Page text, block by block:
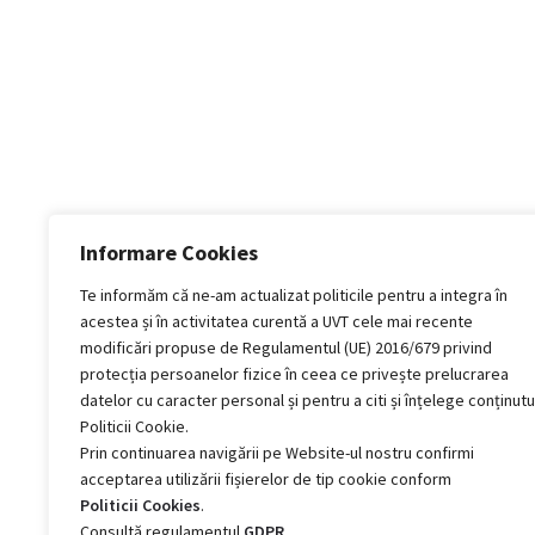
Informare Cookies
Te informăm că ne-am actualizat politicile pentru a integra în
acestea și în activitatea curentă a UVT cele mai recente
modificări propuse de Regulamentul (UE) 2016/679 privind
protecția persoanelor fizice în ceea ce privește prelucrarea
datelor cu caracter personal și pentru a citi și înțelege
Politicii Cookie.
Prin continuarea navigării pe Website-ul nostru confirmi
acceptarea utilizării fișierelor de tip cookie conform
Politicii Cookies.